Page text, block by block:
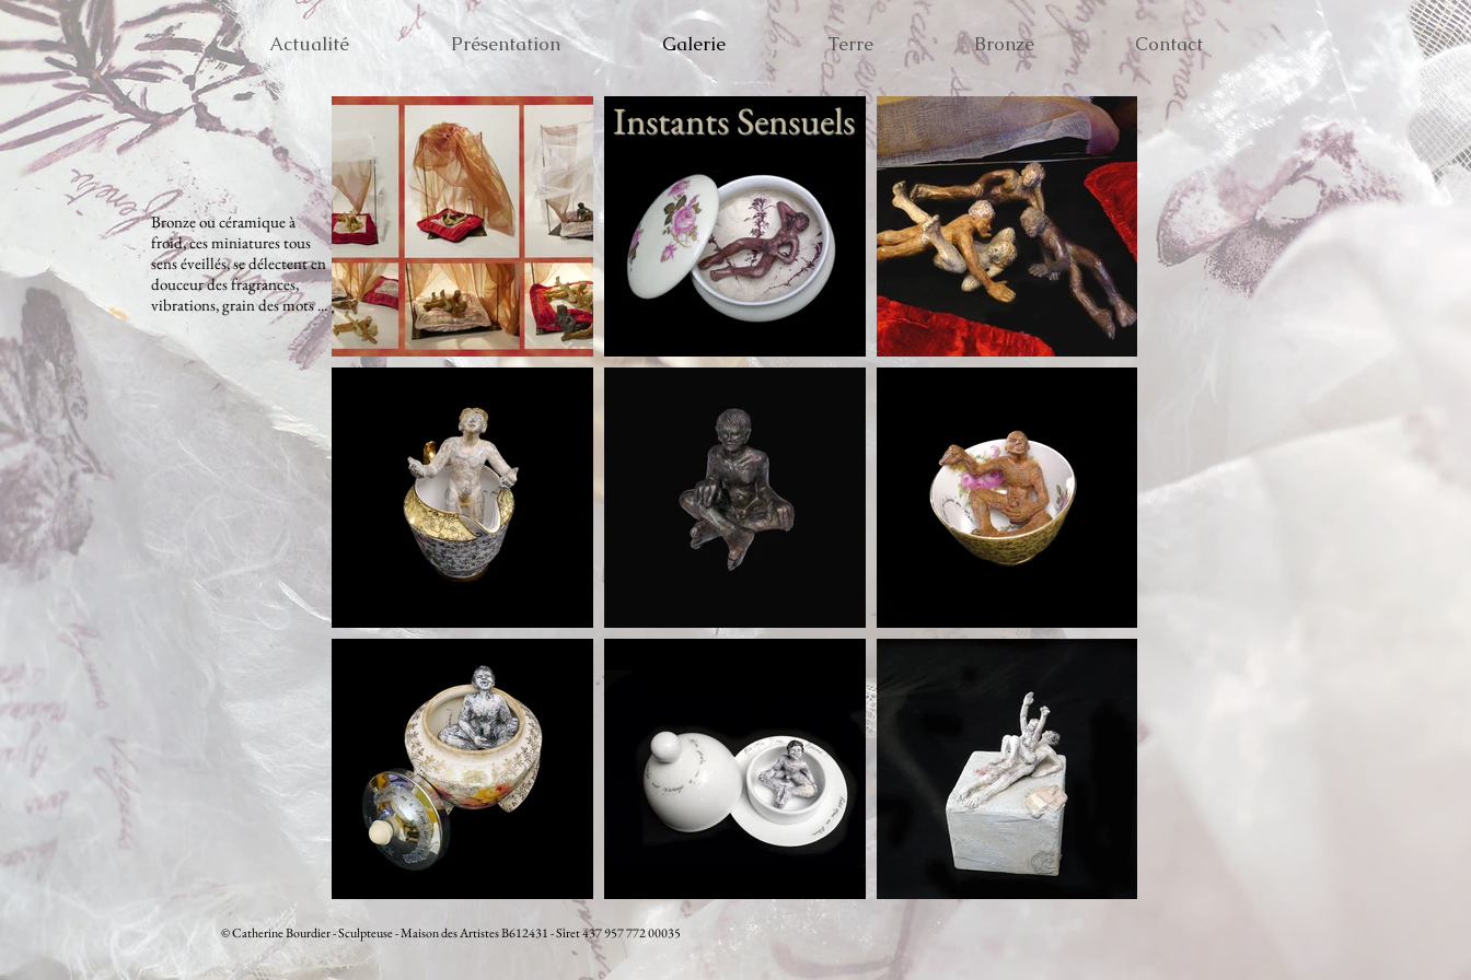
Actualité Présentation Galerie Terre Bronze Contact
Instants Sensuels
Bronze ou céramique à
froid, ces miniatures tous
sens éveillés, se délectent en
douceur des fragrances,
vibrations, grain des mots ...
© Catherine Bourdier - Sculpteuse - Maison des Artistes B612431 - Siret 437 957 772 00035